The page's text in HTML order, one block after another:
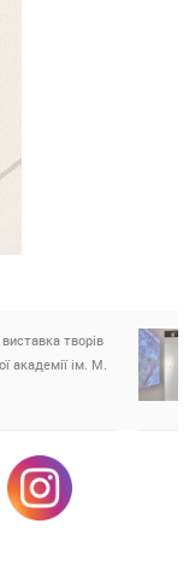
творів
академії ім. М.